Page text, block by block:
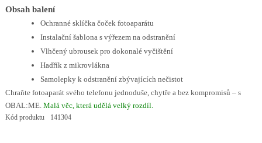
Obsah balení
Ochranné sklíčka čoček fotoaparátu
Instalační šablona s výřezem na odstranění
Vlhčený ubrousek pro dokonalé vyčištění
Hadřík z mikrovlákna
Samolepky k odstranění zbývajících nečistot
Chraňte fotoaparát svého telefonu jednoduše, chytře a bez kompromisů – s
OBAL:ME. Malá věc, která udělá velký rozdíl.
Kód produktu 141304